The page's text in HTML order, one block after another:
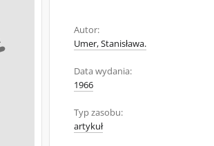
Autor:
Umer, Stanisława.
Data wydania:
1966
Typ zasobu:
artykuł